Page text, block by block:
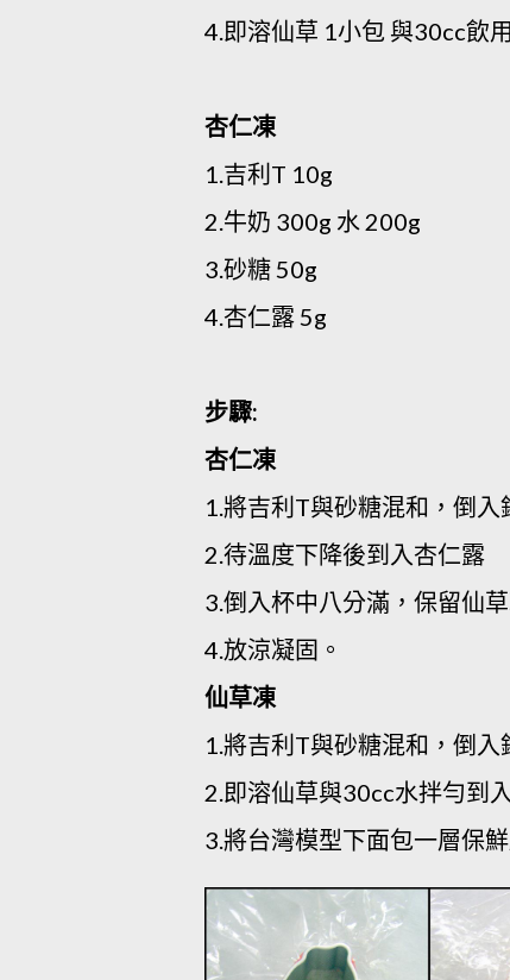
4.即溶仙草 1小包 與30cc飲
杏仁凍
1.吉利T 10g
2.牛奶 300g 水 200g
3.砂糖 50g
4.杏仁露 5g
步驟:
杏仁凍
1.將吉利T與砂糖混和，倒
2.待溫度下降後到入杏仁露
3.倒入杯中八分滿，保留仙
4.放涼凝固。
仙草凍
1.將吉利T與砂糖混和，倒
2.即溶仙草與30cc水拌勻到
3.將台灣模型下面包一層保